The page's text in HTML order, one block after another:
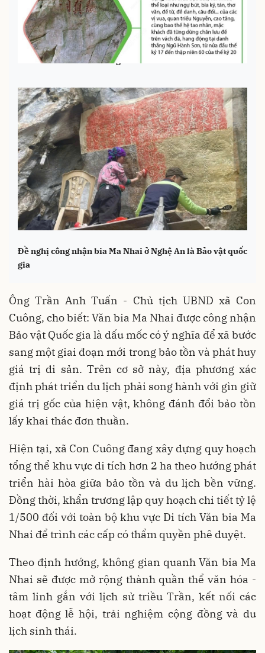
Bia Ma nhai ở danh thắng Ngũ Hành Sơn - Di sản tư liệu
châu Á - Thái Bình Dương
Đề nghị công nhận bia Ma Nhai ở Nghệ An là Bảo vật quốc
gia
Ông Trần Anh Tuấn - Chủ tịch UBND xã Con
Cuông, cho biết: Văn bia Ma Nhai được công nhận
Bảo vật Quốc gia là dấu mốc có ý nghĩa để xã bước
sang một giai đoạn mới trong bảo tồn và phát huy
giá trị di sản. Trên cơ sở này, địa phương xác
định phát triển du lịch phải song hành với gìn giữ
giá trị gốc của hiện vật, không đánh đổi bảo tồn
lấy khai thác đơn thuần.
Hiện tại, xã Con Cuông đang xây dựng quy hoạch
tổng thể khu vực di tích hơn 2 ha theo hướng phát
triển hài hòa giữa bảo tồn và du lịch bền vững.
Đồng thời, khẩn trương lập quy hoạch chi tiết tỷ lệ
1/500 đối với toàn bộ khu vực Di tích Văn bia Ma
Nhai để trình các cấp có thẩm quyền phê duyệt.
Theo định hướng, không gian quanh Văn bia Ma
Nhai sẽ được mở rộng thành quần thể văn hóa -
tâm linh gắn với lịch sử triều Trần, kết nối các
hoạt động lễ hội, trải nghiệm cộng đồng và du
lịch sinh thái.